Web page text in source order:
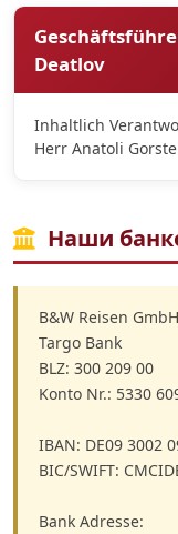
Deatlov
Inhaltlich
Herr Anatoli
Наши
B&W Reisen GmbH
Targo Bank
BLZ: 300 209 00
Konto Nr.: 5330
IBAN: DE09 3002
BIC/SWIFT:
Bank Adresse: